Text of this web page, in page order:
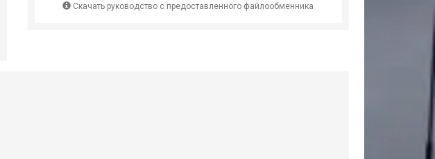
Скачать руководство с предоставленного файлообменника